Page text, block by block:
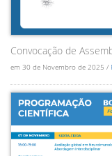
Convocação de
em 30 de Novembro de 2025 /